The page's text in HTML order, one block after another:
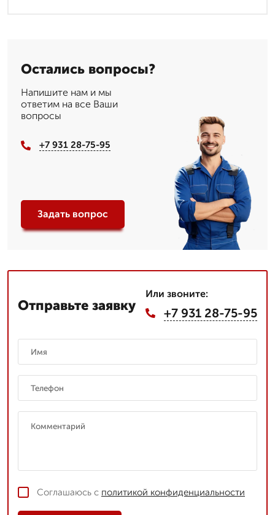
Остались вопросы?
Напишите нам и мы
ответим на все Ваши
вопросы
+7 931 28-75-95
Задать вопрос
Отправьте заявку
Или звоните:
+7 931 28-75-95
Соглашаюсь с политикой конфиденциальности